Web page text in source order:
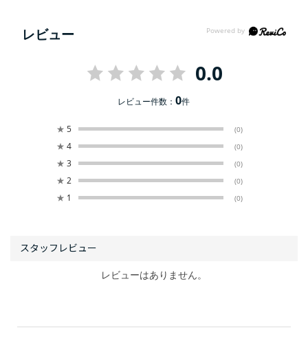
レビュー
0.0
レビュー件数：0件
★ 5 (0)
★ 4 (0)
★ 3 (0)
★ 2 (0)
★ 1 (0)
レビューはありません。